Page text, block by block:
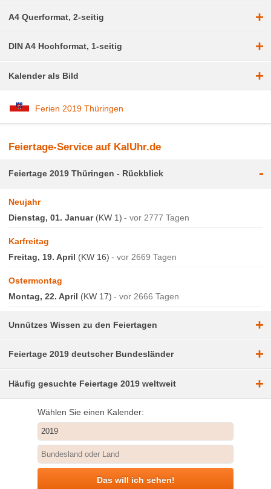
A4 Querformat, 2-seitig +
DIN A4 Hochformat, 1-seitig +
Kalender als Bild +
Ferien 2019 Thüringen
Feiertage-Service auf KalUhr.de
Feiertage 2019 Thüringen - Rückblick -
Neujahr
Dienstag, 01. Januar(KW 1) vor 2777 Tagen
Karfreitag
Freitag, 19. April (KW 16) vor 2669 Tagen
Ostermontag
Montag, 22. April (KW 17) vor 2666 Tagen
Unnützes Wissen zu den Feiertagen +
Feiertage 2019 deutscher Bundesländer +
Häufig gesuchte Feiertage 2019 weltweit +
Wählen Sie einen Kalender:
Das will ich sehen!